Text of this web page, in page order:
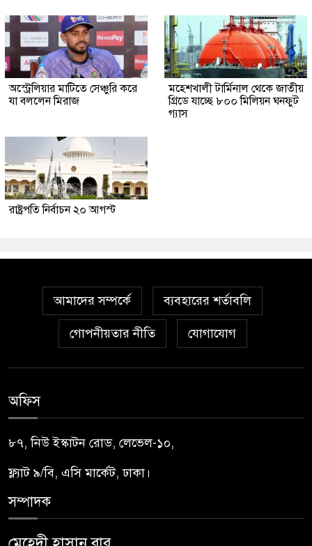
অস্ট্রেলিয়ার মাটিতে সেঞ্চুরি করে
যা বললেন মিরাজ
মহেশখালী টার্মিনাল থেকে জাতীয়
গ্রিডে যাচ্ছে ৮০০ মিলিয়ন ঘনফুট
গ্যাস
রাষ্ট্রপতি নির্বাচন ২০ আগস্ট
আমাদের সম্পর্কে ব্যবহারের শর্তাবলি
গোপনীয়তার নীতি যোগাযোগ
অফিস
৮৭, নিউ ইস্কাটন রোড, লেভেল-১০,
ফ্ল্যাট ৯/বি, এসি মার্কেট, ঢাকা।
সম্পাদক